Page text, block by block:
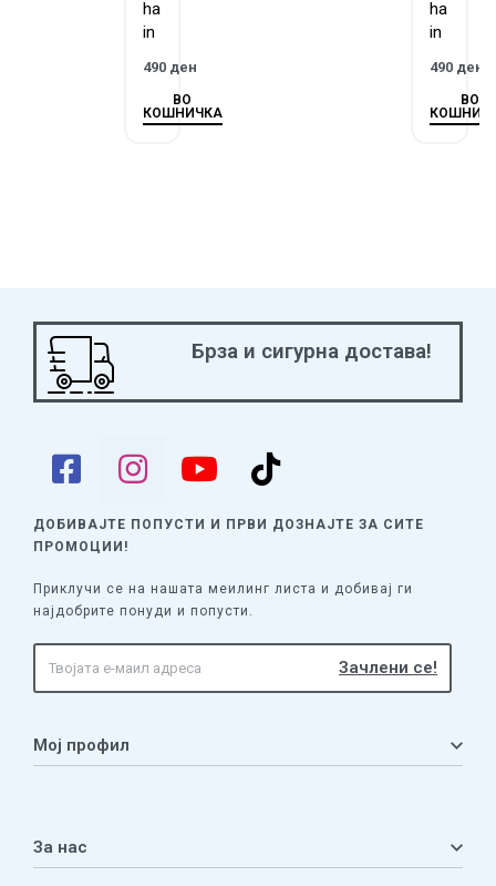
ha
in
490 ден
ВО
КОШНИЧКА
ha
in
490 ден
ВО
Брза и сигурна достава!
ДОБИВАЈТЕ ПОПУСТИ И ПРВИ ДОЗНАЈТЕ ЗА СИТЕ
ПРОМОЦИИ!
Приклучи се на нашата меилинг листа и добивај ги
најдобрите понуди и попусти.
Мој профил
Листа на желби
За нас